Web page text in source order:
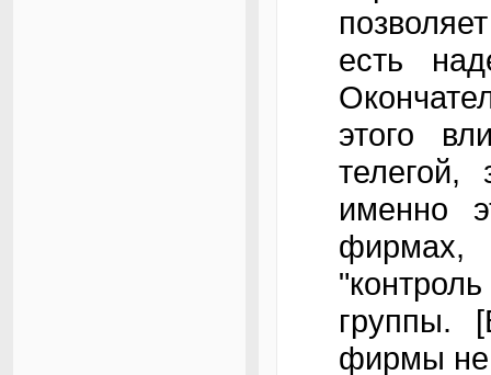
есть
этого
именно
фирмах,
группы.
фирмы не